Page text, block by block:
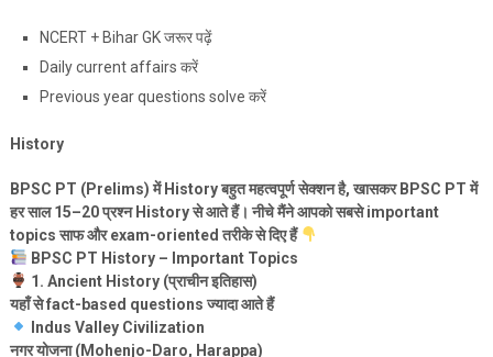
NCERT + Bihar GK जरूर पढ़ें
Daily current affairs करें
Previous year questions solve करें
History
BPSC PT (Prelims) में History बहुत महत्वपूर्ण सेक्शन है, खासकर BPSC PT में
हर साल 15–20 प्रश्न History से आते हैं। नीचे मैंने आपको सबसे important
topics साफ और exam-oriented तरीके से दिए हैं
BPSC PT History – Important Topics
1. Ancient History (प्राचीन इतिहास)
यहाँ से fact-based questions ज्यादा आते हैं
Indus Valley Civilization
नगर योजना (Mohenjo-Daro, Harappa)